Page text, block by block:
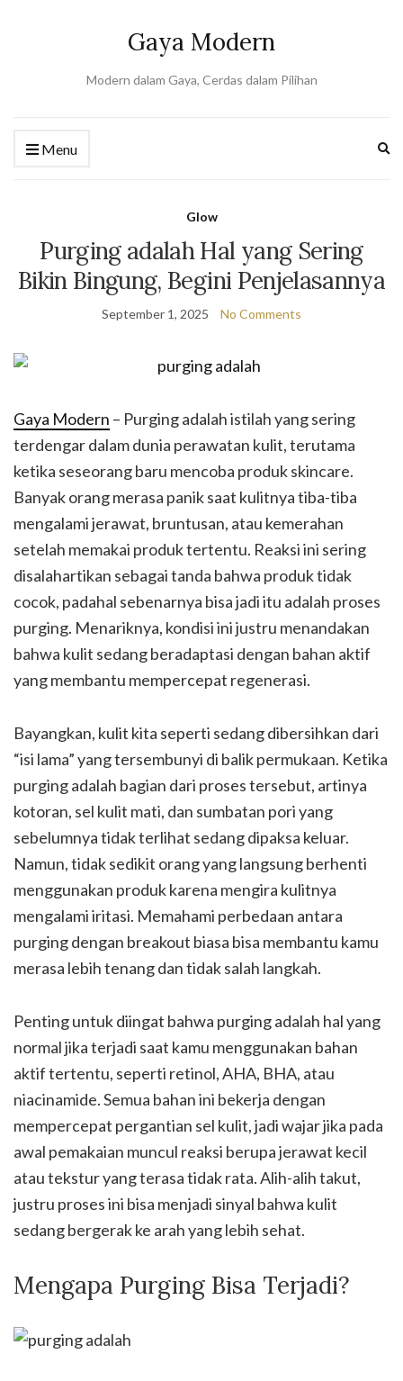
Gaya Modern
Modern dalam Gaya, Cerdas dalam Pilihan
Menu
Glow
Purging adalah Hal yang Sering
Bikin Bingung, Begini Penjelasannya
September 1, 2025 No Comments
Gaya Modern – Purging adalah istilah yang sering
terdengar dalam dunia perawatan kulit, terutama
ketika seseorang baru mencoba produk skincare.
Banyak orang merasa panik saat kulitnya tiba-tiba
mengalami jerawat, bruntusan, atau kemerahan
setelah memakai produk tertentu. Reaksi ini sering
disalahartikan sebagai tanda bahwa produk tidak
cocok, padahal sebenarnya bisa jadi itu adalah proses
purging. Menariknya, kondisi ini justru menandakan
bahwa kulit sedang beradaptasi dengan bahan aktif
yang membantu mempercepat regenerasi.
Bayangkan, kulit kita seperti sedang dibersihkan dari
“isi lama” yang tersembunyi di balik permukaan. Ketika
purging adalah bagian dari proses tersebut, artinya
kotoran, sel kulit mati, dan sumbatan pori yang
sebelumnya tidak terlihat sedang dipaksa keluar.
Namun, tidak sedikit orang yang langsung berhenti
menggunakan produk karena mengira kulitnya
mengalami iritasi. Memahami perbedaan antara
purging dengan breakout biasa bisa membantu kamu
merasa lebih tenang dan tidak salah langkah.
Penting untuk diingat bahwa purging adalah hal yang
normal jika terjadi saat kamu menggunakan bahan
aktif tertentu, seperti retinol, AHA, BHA, atau
niacinamide. Semua bahan ini bekerja dengan
mempercepat pergantian sel kulit, jadi wajar jika pada
awal pemakaian muncul reaksi berupa jerawat kecil
atau tekstur yang terasa tidak rata. Alih-alih takut,
justru proses ini bisa menjadi sinyal bahwa kulit
sedang bergerak ke arah yang lebih sehat.
Mengapa Purging Bisa Terjadi?